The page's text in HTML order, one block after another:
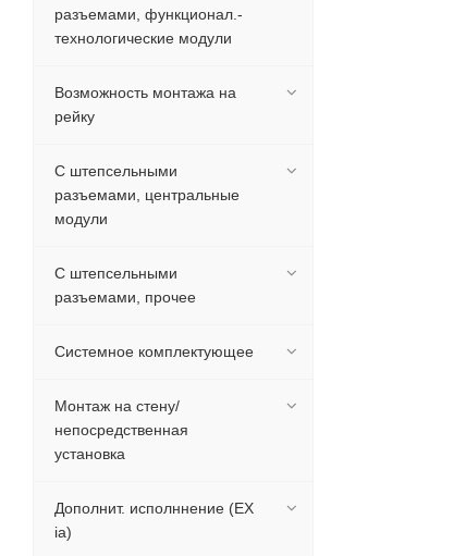
разъемами, функционал.-
технологические модули
Возможность монтажа на
рейку
С штепсельными
разъемами, центральные
модули
С штепсельными
разъемами, прочее
Системное комплектующее
Монтаж на стену/
непосредственная
установка
Дополнит. исполннение (EX
ia)